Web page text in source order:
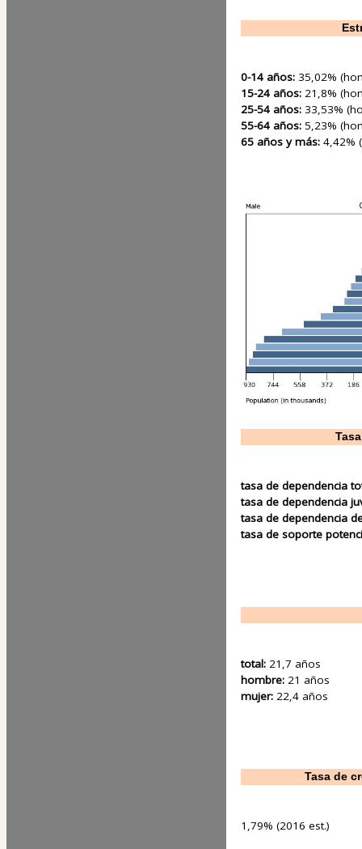
0-14 años: 35,02%
15-24 años: 21,8%
25-54 años: 33,53%
55-64 años: 5,23%
65 años y más: 4,42%
tasa de dependencia
tasa de dependencia
tasa de dependencia
tasa de soporte
total: 21,7 años
hombre: 21 años
mujer: 22,4 años
Tasa de
1,79% (2016 est.)